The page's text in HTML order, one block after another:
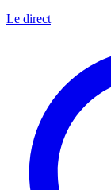
Le direct